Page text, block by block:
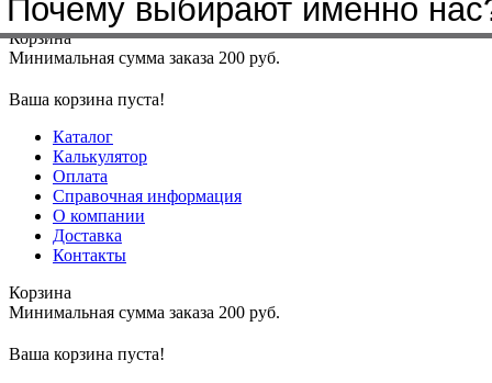
Меню+7(4912)50-37-50sbit@krep62.ru
Корзина
Минимальная сумма заказа 200 руб.
Ваша корзина пуста!
Каталог
Калькулятор
Оплата
Справочная информация
О компании
Доставка
Контакты
Корзина
Минимальная сумма заказа 200 руб.
Ваша корзина пуста!
Почему выбирают именно